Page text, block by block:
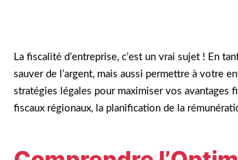
La fiscalité d’entreprise, c’est un vrai sujet ! En
sauver de l’argent, mais aussi permettre à votre
stratégies légales pour maximiser vos avantages
fiscaux régionaux, la planification de la